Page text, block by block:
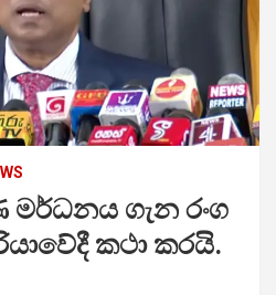
මර්ධනය ගැන රංග
කථා කරයි.